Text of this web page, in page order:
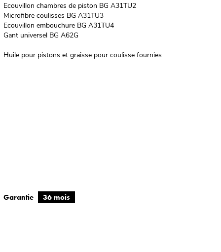
Ecouvillon chambres de piston BG A31TU2
Microfibre coulisses BG A31TU3
Ecouvillon embouchure BG A31TU4
Gant universel BG A62G
Huile pour pistons et graisse pour coulisse fournies
Garantie 36 mois